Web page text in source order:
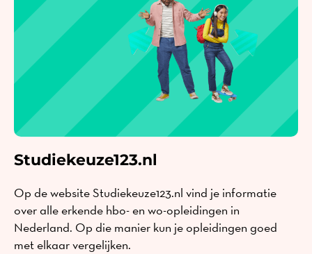
Studiekeuze123.nl
Op de website Studiekeuze123.nl vind je informatie
over alle erkende hbo- en wo-opleidingen in
Nederland. Op die manier kun je opleidingen goed
met elkaar vergelijken.